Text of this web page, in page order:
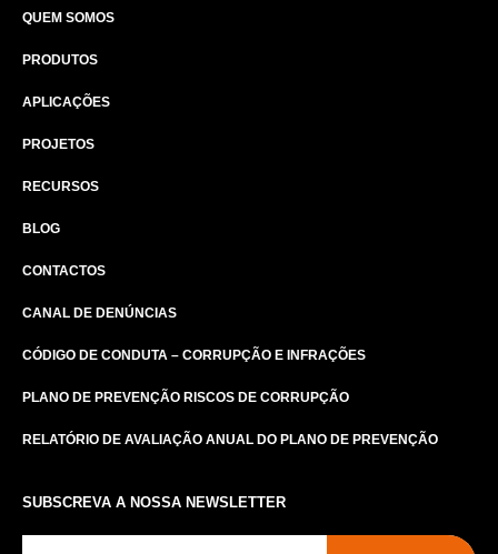
QUEM SOMOS
PRODUTOS
APLICAÇÕES
PROJETOS
RECURSOS
BLOG
CONTACTOS
CANAL DE DENÚNCIAS
CÓDIGO DE CONDUTA – CORRUPÇÃO E INFRAÇÕES
PLANO DE PREVENÇÃO RISCOS DE CORRUPÇÃO
RELATÓRIO DE AVALIAÇÃO ANUAL DO PLANO DE PREVENÇÃO
SUBSCREVA A NOSSA NEWSLETTER